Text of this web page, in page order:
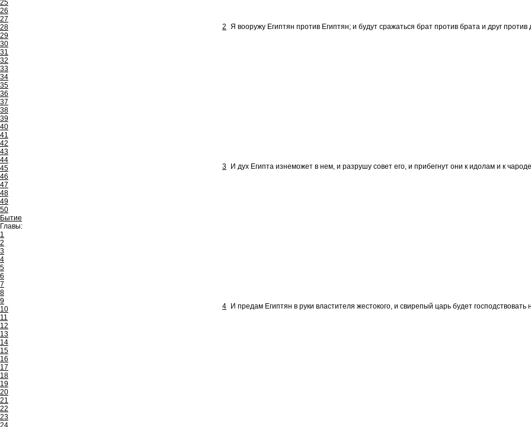
25
26
27
28
29
30
31
32
33
34
35
36
37
38
39
40
41
42
43
44
45
46
47
48
49
50
Бытие
Главы:
1
2
3
4
5
6
7
8
9
10
11
12
13
14
15
16
17
18
19
20
21
22
23
24
2 Я вооружу Египтян против Египтян; и будут сражаться брат против брата и друг против
3 И дух Египта изнеможет в нем, и разрушу совет его, и прибегнут они к идолам и к
4 И предам Египтян в руки властителя жестокого, и свирепый царь будет